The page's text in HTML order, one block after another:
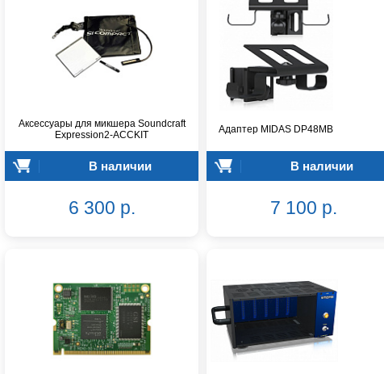
Аксессуары для микшера Soundcraft
Expression2-ACCKIT
В наличии
6 300 р.
Адаптер MIDAS DP48MB
В наличии
7 100 р.